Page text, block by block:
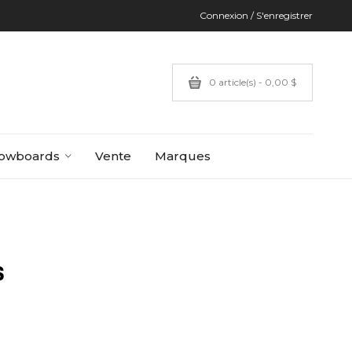
Connexion / S'enregistrer
0 article(s) - 0,00 $
Marques
Vente